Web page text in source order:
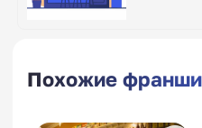
Похожие